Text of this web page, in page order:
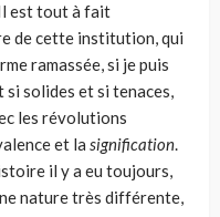
est tout à fait
de cette institution, qui
ramassée, si je puis
solides et si tenaces,
les révolutions
et la signification.
il y a eu toujours,
nature très différente,